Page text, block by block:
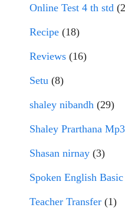
Online Test 4 th std
Recipe (18)
Reviews (16)
Setu (8)
shaley nibandh (29)
Shaley Prarthana Mp3
Shasan nirnay (3)
Spoken English
Teacher Transfer (1)